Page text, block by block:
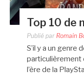
Top 10 de
Publié par Romain
S’il y a un genre
particulièrement
l’ère de la